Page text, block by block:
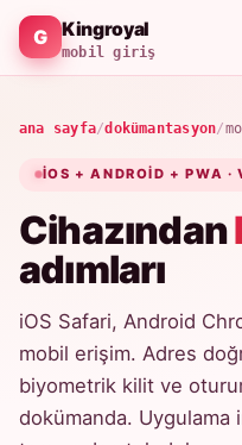
Kingroyal
mobil giriş
ana sayfa/dokümantasyon/
IOS + ANDROID + PWA
Cihazından
adımları
iOS Safari, Android
mobil erişim. Adres
biyometrik kilit ve
dokümanda. Uygulama